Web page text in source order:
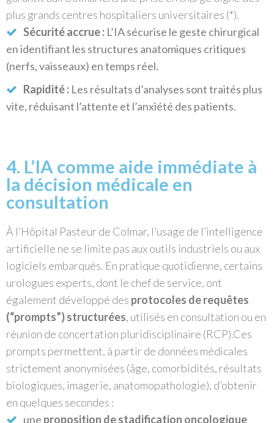
plus grands centres hospitaliers universitaires (*).
Sécurité accrue : L’IA sécurise le geste chirurgical
en identifiant les structures anatomiques critiques
(nerfs, vaisseaux) en temps réel.
Rapidité : Les résultats d’analyses sont traités plus
vite, réduisant l’attente et l’anxiété des patients.
4. L’IA comme aide immédiate à
la décision médicale en
consultation
À l’Hôpital Pasteur de Colmar, l’usage de l’intelligence
artificielle ne se limite pas aux outils industriels ou aux
logiciels embarqués. En pratique quotidienne, certains
urologues experts, dont le chef de service, ont
également développé des protocoles de requêtes
(“prompts”) structurées, utilisés en consultation ou en
réunion de concertation pluridisciplinaire (RCP).Ces
prompts permettent, à partir de données médicales
strictement anonymisées (âge, comorbidités, résultats
biologiques, imagerie, anatomopathologie), d’obtenir
en quelques secondes :
une proposition de stadification oncologique